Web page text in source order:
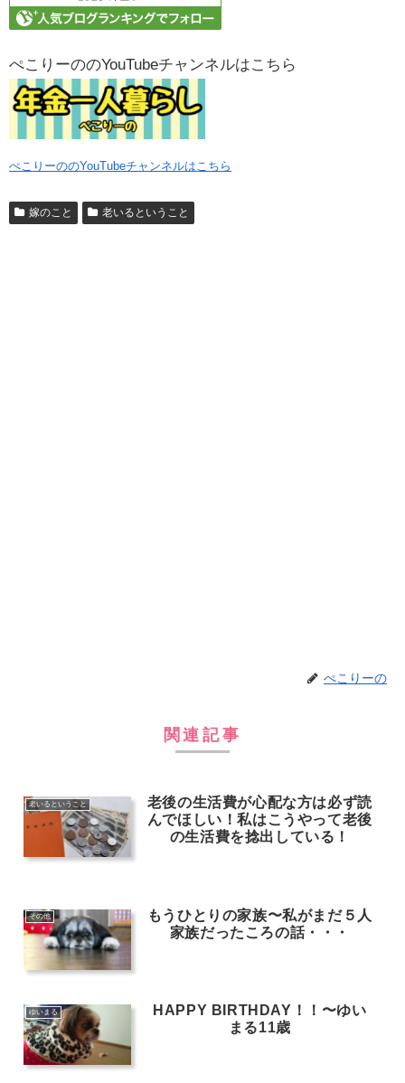
ぺこりーののYouTubeチャンネルはこちら
ぺこりーののYouTubeチャンネルはこちら
嫁のこと 老いるということ
ぺこりーの
関連記事
老いるということ
老後の生活費が心配な方は必ず読
んでほしい！私はこうやって老後
の生活費を捻出している！
その他
もうひとりの家族〜私がまだ５人
家族だったころの話・・・
ゆいまる
HAPPY BIRTHDAY！！〜ゆい
まる11歳